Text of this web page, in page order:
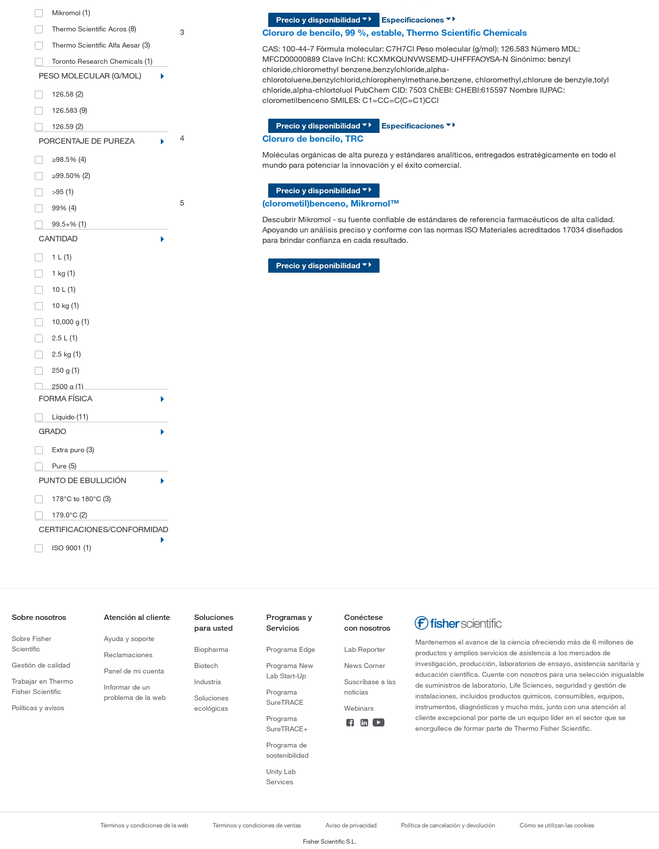
Mikromol (1)
Thermo Scientific Acros (8)
Thermo Scientific Alfa Aesar (3)
Toronto Research Chemicals (1)
PESO MOLECULAR (G/MOL)
126.58 (2)
126.583 (9)
126.59 (2)
PORCENTAJE DE PUREZA
≥98.5% (4)
≥99.50% (2)
>95 (1)
99% (4)
99.5+% (1)
CANTIDAD
1 L (1)
1 kg (1)
10 L (1)
10 kg (1)
10,000 g (1)
2.5 L (1)
2.5 kg (1)
250 g (1)
2500 g (1)
5 g(2)
500 g(1)
FORMA FÍSICA
Líquido (11)
GRADO
Extra puro (3)
Pure (5)
PUNTO DE EBULLICIÓN
178°C to 180°C (3)
179.0°C (2)
CERTIFICACIONES/CONFORMIDAD
ISO 9001 (1)
Precio y disponibilidad
Especificaciones
3
Cloruro de bencilo, 99 %, estable, Thermo Scientific Chemicals
CAS: 100-44-7 Fórmula molecular: C7H7Cl Peso molecular (g/mol): 126.583 Número MDL:
MFCD00000889 Clave InChI: KCXMKQUNVWSEMD-UHFFFAOYSA-N Sinónimo: benzyl
chloride,chloromethyl benzene,benzylchloride,alpha-
chlorotoluene,benzylchlorid,chlorophenylmethane,benzene, chloromethyl,chlorure de benzyle,tolyl
chloride,alpha-chlortoluol PubChem CID: 7503 ChEBI: CHEBI:615597 Nombre IUPAC:
clorometilbenceno SMILES: C1=CC=C(C=C1)CCl
Precio y disponibilidad
Especificaciones
4
Cloruro de bencilo, TRC
Moléculas orgánicas de alta pureza y estándares analíticos, entregados estratégicamente en todo el
mundo para potenciar la innovación y el éxito comercial.
Precio y disponibilidad
5
(clorometil)benceno, Mikromol™
Descubrir Mikromol - su fuente confiable de estándares de referencia farmacéuticos de alta calidad.
Apoyando un análisis preciso y conforme con las normas ISO Materiales acreditados 17034 diseñados
para brindar confianza en cada resultado.
Precio y disponibilidad
Sobre nosotros
Sobre Fisher
Scientific
Gestión de calidad
Trabajar en Thermo
Fisher Scientific
Políticas y avisos
Atención al cliente
Ayuda y soporte
Reclamaciones
Panel de mi cuenta
Informar de un
problema de la web
Soluciones
para usted
Biopharma
Biotech
Industria
Soluciones
ecológicas
Programas y
Servicios
Programa Edge
Programa New
Lab Start-Up
Programa
SureTRACE
Programa
SureTRACE+
Programa de
sostenibilidad
Unity Lab
Services
Conéctese
con nosotros
Lab Reporter
News Corner
Suscríbase a las
noticias
Webinars
Mantenemos el avance de la ciencia ofreciendo más de 6 millones de
productos y amplios servicios de asistencia a los mercados de
investigación, producción, laboratorios de ensayo, asistencia sanitaria y
educación científica. Cuente con nosotros para una selección inigualable
de suministros de laboratorio, Life Sciences, seguridad y gestión de
instalaciones, incluidos productos químicos, consumibles, equipos,
instrumentos, diagnósticos y mucho más, junto con una atención al
cliente excepcional por parte de un equipo líder en el sector que se
enorgullece de formar parte de Thermo Fisher Scientific.
Términos y condiciones de la web Términos y condiciones de ventas Aviso de privacidad Política de cancelación y devolución Cómo se utilizan las cookies
Fisher Scientific S.L.